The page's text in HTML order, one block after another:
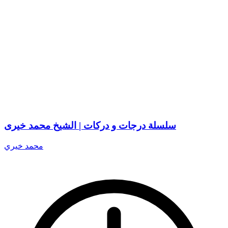
سلسلة درجات و دركات | الشيخ محمد خيرى
محمد خيري